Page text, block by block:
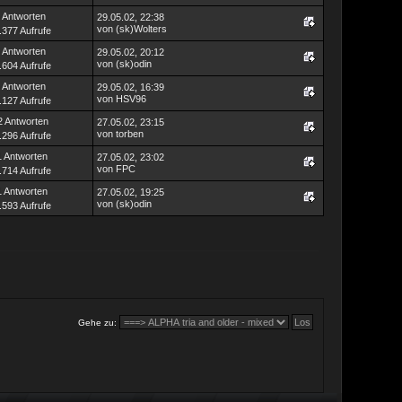
Antworten
Aufrufe
29.05.02, 22:38
von (sk)Wolters
Antworten
Aufrufe
29.05.02, 20:12
von (sk)odin
Antworten
Aufrufe
29.05.02, 16:39
von HSV96
Antworten
Aufrufe
27.05.02, 23:15
von torben
Antworten
Aufrufe
27.05.02, 23:02
von FPC
Antworten
Aufrufe
27.05.02, 19:25
von (sk)odin
Gehe zu: